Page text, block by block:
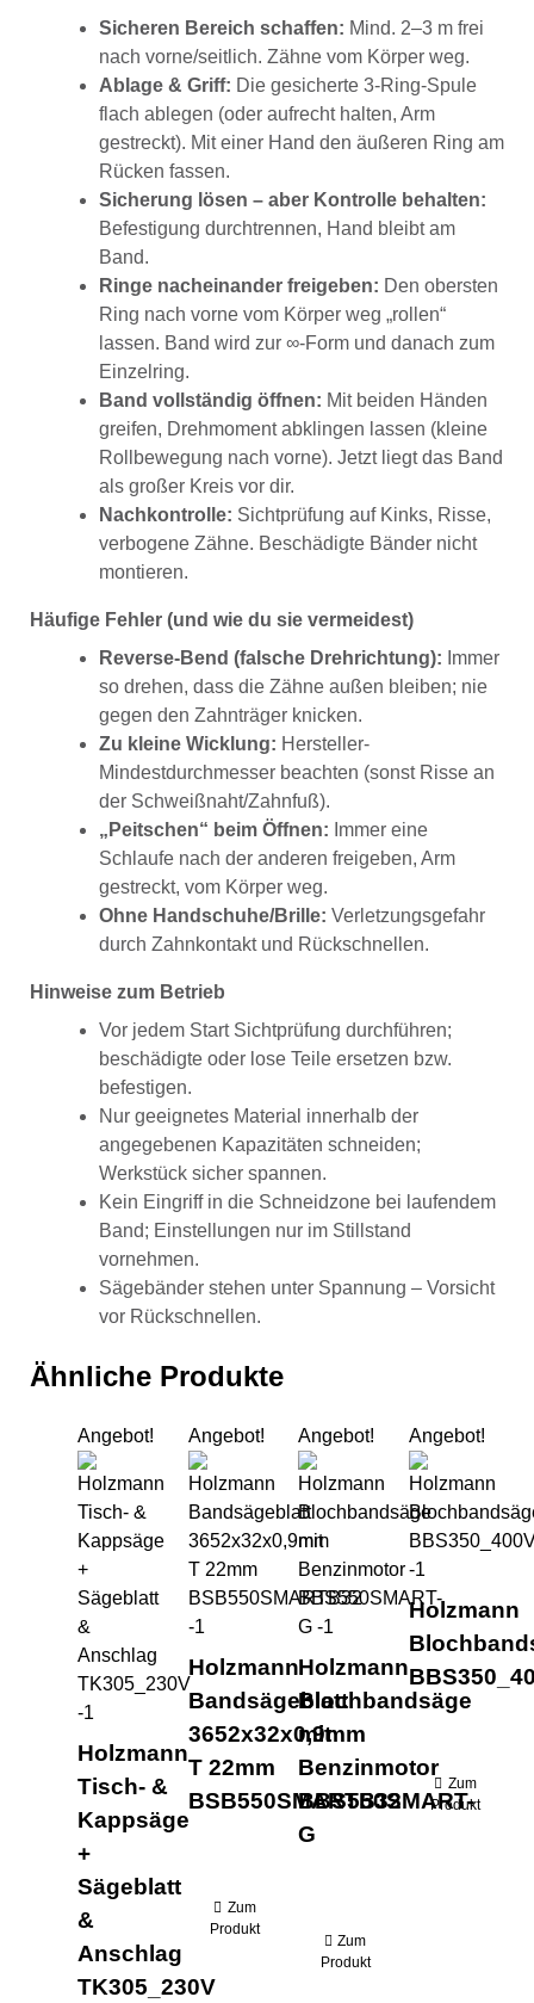
Sicheren Bereich schaffen: Mind. 2–3 m frei
nach vorne/seitlich. Zähne vom Körper weg.
Ablage & Griff: Die gesicherte 3-Ring-Spule
flach ablegen (oder aufrecht halten, Arm
gestreckt). Mit einer Hand den äußeren Ring am
Rücken fassen.
Sicherung lösen – aber Kontrolle behalten:
Befestigung durchtrennen, Hand bleibt am
Band.
Ringe nacheinander freigeben: Den obersten
Ring nach vorne vom Körper weg „rollen“
lassen. Band wird zur ∞-Form und danach zum
Einzelring.
Band vollständig öffnen: Mit beiden Händen
greifen, Drehmoment abklingen lassen (kleine
Rollbewegung nach vorne). Jetzt liegt das Band
als großer Kreis vor dir.
Nachkontrolle: Sichtprüfung auf Kinks, Risse,
verbogene Zähne. Beschädigte Bänder nicht
montieren.
Häufige Fehler (und wie du sie vermeidest)
Reverse-Bend (falsche Drehrichtung): Immer
so drehen, dass die Zähne außen bleiben; nie
gegen den Zahnträger knicken.
Zu kleine Wicklung: Hersteller-
Mindestdurchmesser beachten (sonst Risse an
der Schweißnaht/Zahnfuß).
„Peitschen“ beim Öffnen: Immer eine
Schlaufe nach der anderen freigeben, Arm
gestreckt, vom Körper weg.
Ohne Handschuhe/Brille: Verletzungsgefahr
durch Zahnkontakt und Rückschnellen.
Hinweise zum Betrieb
Vor jedem Start Sichtprüfung durchführen;
beschädigte oder lose Teile ersetzen bzw.
befestigen.
Nur geeignetes Material innerhalb der
angegebenen Kapazitäten schneiden;
Werkstück sicher spannen.
Kein Eingriff in die Schneidzone bei laufendem
Band; Einstellungen nur im Stillstand
vornehmen.
Sägebänder stehen unter Spannung – Vorsicht
vor Rückschnellen.
Ähnliche Produkte
Angebot!
Holzmann Tisch- & Kappsäge +
Holzmann
Tisch- &
Kappsäge
+
Sägeblatt
&
Anschlag
TK305_230V
Angebot!
Holzmann Bandsägeblatt
Holzmann
Bandsägeblatt
3652x32x0,9mm
T 22mm
BSB550SMARTB32
Zum
Produkt
Angebot!
Holzmann
Holzmann
Blochbandsäge
mit
Benzinmotor
BBS550SMART-
G
Zum
Produkt
Angebot!
Holzmann
Zum
Produkt